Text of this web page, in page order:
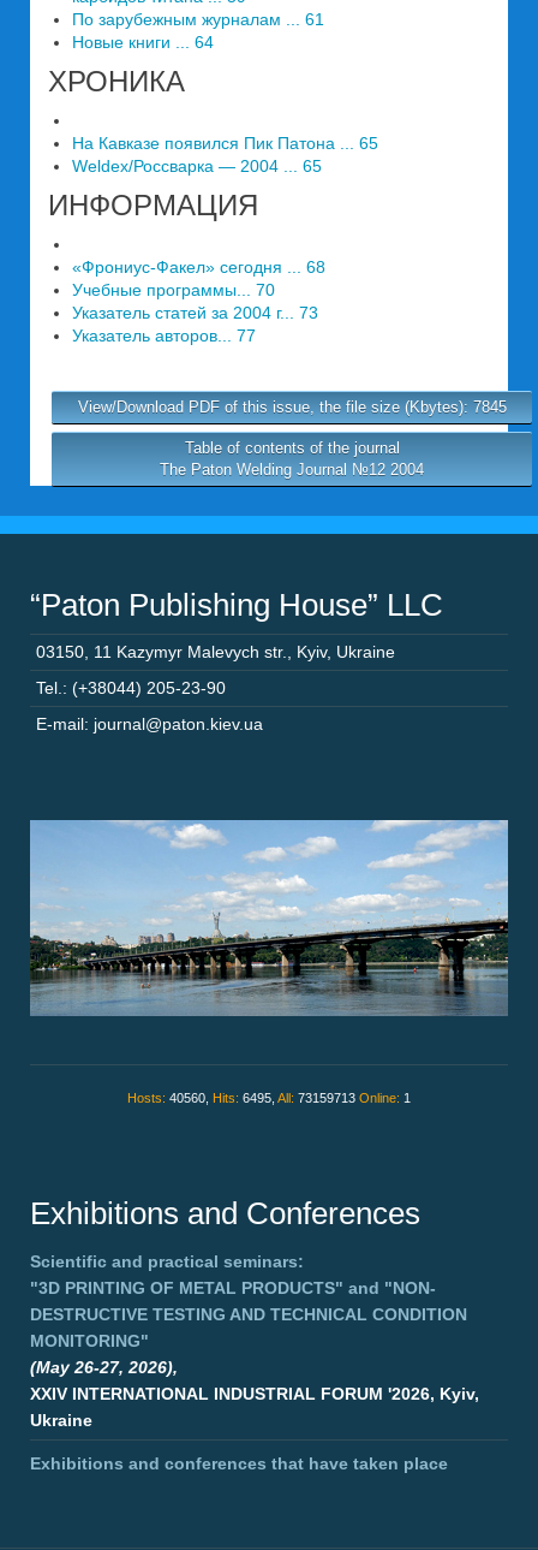
По зарубежным журналам ... 61
Новые книги ... 64
ХРОНИКА
На Кавказе появился Пик Патона ... 65
Weldex/Россварка — 2004 ... 65
ИНФОРМАЦИЯ
«Фрониус-Факел» сегодня ... 68
Учебные программы... 70
Указатель статей за 2004 г... 73
Указатель авторов... 77
View/Download PDF of this issue, the file size (Kbytes): 7845
Table of contents of the journal
The Paton Welding Journal №12 2004
“Paton Publishing House” LLC
03150 11 Kazymyr Malevych str. Kyiv, Ukraine
Tel.: (+38044) 205-23-90
E-mail: journal@paton.kiev.ua
Hosts: 40560, Hits: 6495, All: 73159713 Online: 1
Exhibitions and Conferences
Scientific and practical seminars:
"3D PRINTING OF METAL PRODUCTS" and "NON-
DESTRUCTIVE TESTING AND TECHNICAL CONDITION
MONITORING"
(May 26-27, 2026),
XXIV INTERNATIONAL INDUSTRIAL FORUM '2026, Kyiv,
Ukraine
Exhibitions and conferences that have taken place